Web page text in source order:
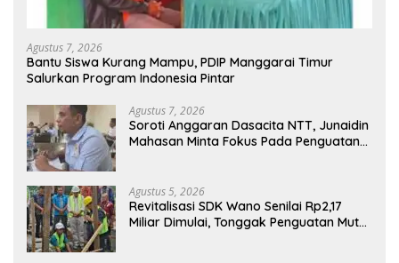
Agustus 7, 2026
Bantu Siswa Kurang Mampu, PDIP Manggarai Timur
Salurkan Program Indonesia Pintar
Agustus 7, 2026
Soroti Anggaran Dasacita NTT, Junaidin
Mahasan Minta Fokus Pada Penguatan
Agustus 5, 2026
Revitalisasi SDK Wano Senilai Rp2,17
Miliar Dimulai, Tonggak Penguatan Mutu